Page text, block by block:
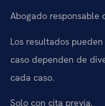
Abogado responsable
Los resultados
caso dependen de
cada caso.
Solo con cita previa.